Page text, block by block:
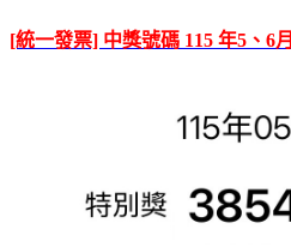
[統一發票] 中獎號碼 115 年5、6月